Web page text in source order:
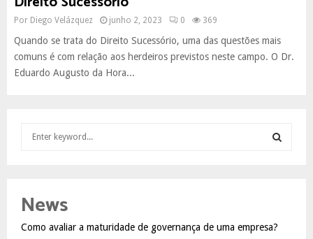
Por Diego Velázquez junho 2, 2023 0 369
Quando se trata do Direito Sucessório, uma das questões mais
comuns é com relação aos herdeiros previstos neste campo. O Dr.
Eduardo Augusto da Hora...
h
o
News
Como avaliar a maturidade de governança de uma empresa?